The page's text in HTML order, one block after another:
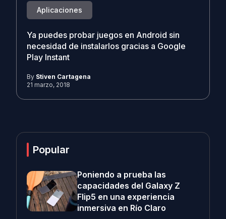
Aplicaciones
Ya puedes probar juegos en Android sin
necesidad de instalarlos gracias a Google
Play Instant
By Stiven Cartagena
21 marzo, 2018
Popular
Poniendo a prueba las
capacidades del Galaxy Z
Flip5 en una experiencia
inmersiva en Río Claro